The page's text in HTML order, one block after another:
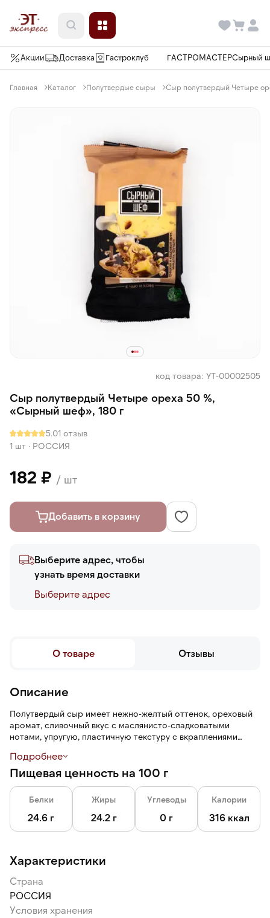
Акции Доставка Гастроклуб ГАСТРОМАСТЕРСырный
Главная Каталог Полутвердые сыры Сыр полутвердый Четыре
код товара: УТ-00002505
Сыр полутвердый Четыре ореха 50 %,
«Сырный шеф», 180 г
5.01 отзыв
1 шт · РОССИЯ
182 ₽ / шт
Добавить в корзину
Выберите адрес, чтобы
узнать время доставки
Выберите адреc
О товаре Отзывы
Описание
Полутвердый сыр имеет нежно-желтый оттенок, ореховый
аромат, сливочный вкус с маслянисто-сладковатыми
нотами, упругую, пластичную текстуру с вкраплениями
Подробнее
Пищевая ценность на 100 г
Белки
24.6 г
Жиры
24.2 г
Углеводы
0 г
Калории
316 ккал
Характеристики
Страна
РОССИЯ
Условия хранения